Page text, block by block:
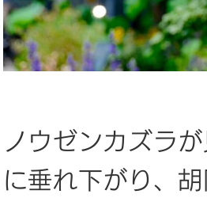
ウゼンカズラ
垂れ下がり、